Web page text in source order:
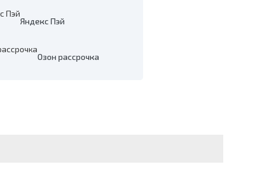
Яндекс Пэй
Озон рассрочка